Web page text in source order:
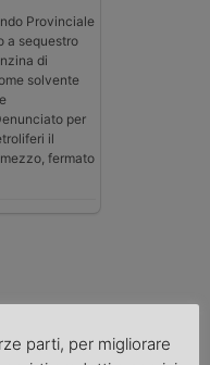
Provinciale
a sequestro
di
solvente
per
il
fermato
parti, per migliorare